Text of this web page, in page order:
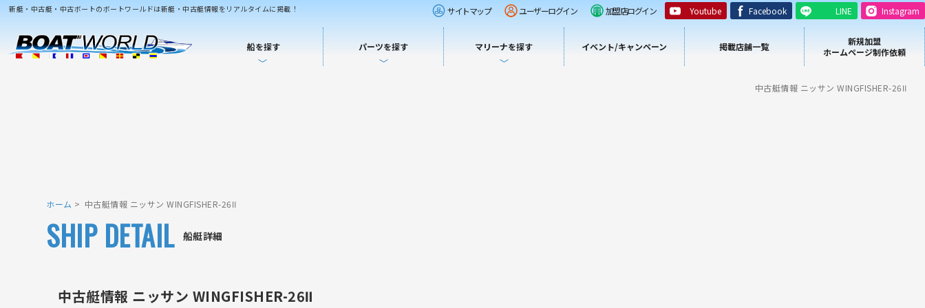
新艇・中古艇・中古ボートのボートワールドは新艇・中古艇情報をリアルタイムに掲載！ サイトマップ ユーザーログイン 加盟店ログイン Youtube Facebook LINE Instagram
船を探す パーツを探す マリーナを探す イベント/キャンペーン 掲載店舗一覧
新規加盟
ホームページ制作依頼
中古艇情報 ニッサン WINGFISHER-26Ⅱ
ホーム 中古艇情報 ニッサン WINGFISHER-26Ⅱ
船艇詳細
SHIP DETAIL
中古艇情報 ニッサン WINGFISHER-26Ⅱ